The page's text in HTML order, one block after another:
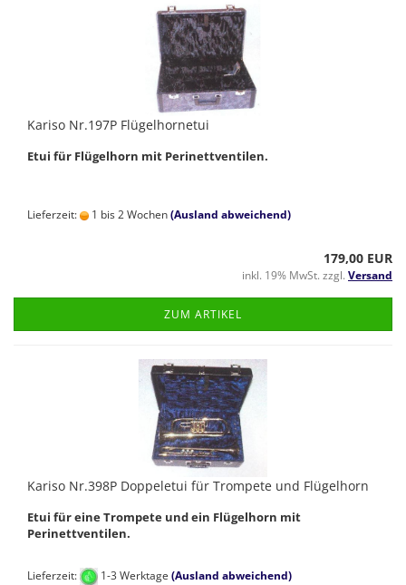
Kariso Nr.197P Flügelhornetui
Etui für Flügelhorn mit Perinettventilen.
Lieferzeit: 1 bis 2 Wochen(Ausland abweichend)
179,00 EUR
inkl. 19% MwSt. zzgl. Versand
ZUM ARTIKEL
Kariso Nr.398P Doppeletui für Trompete und Flügelhorn
Etui für eine Trompete und ein Flügelhorn mit
Perinettventilen.
Lieferzeit: 1-3 Werktage (Ausland abweichend)